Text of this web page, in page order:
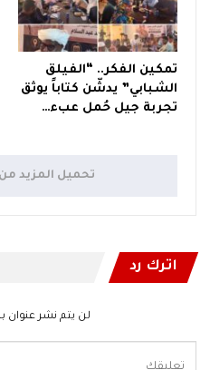
تمكين الفكر.. “الفيلق
الشبابي” يدشّن كتاباً يوثق
تجربة جيل حُمل عبء…
تحميل المزيد
اترك رد
لن يتم نشر عنوان